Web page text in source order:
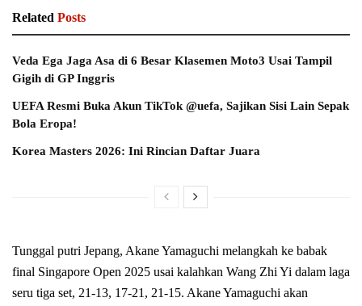
Related Posts
Veda Ega Jaga Asa di 6 Besar Klasemen Moto3 Usai Tampil
Gigih di GP Inggris
UEFA Resmi Buka Akun TikTok @uefa, Sajikan Sisi Lain Sepak
Bola Eropa!
Korea Masters 2026: Ini Rincian Daftar Juara
Tunggal putri Jepang, Akane Yamaguchi melangkah ke babak
final Singapore Open 2025 usai kalahkan Wang Zhi Yi dalam laga
seru tiga set, 21-13, 17-21, 21-15. Akane Yamaguchi akan